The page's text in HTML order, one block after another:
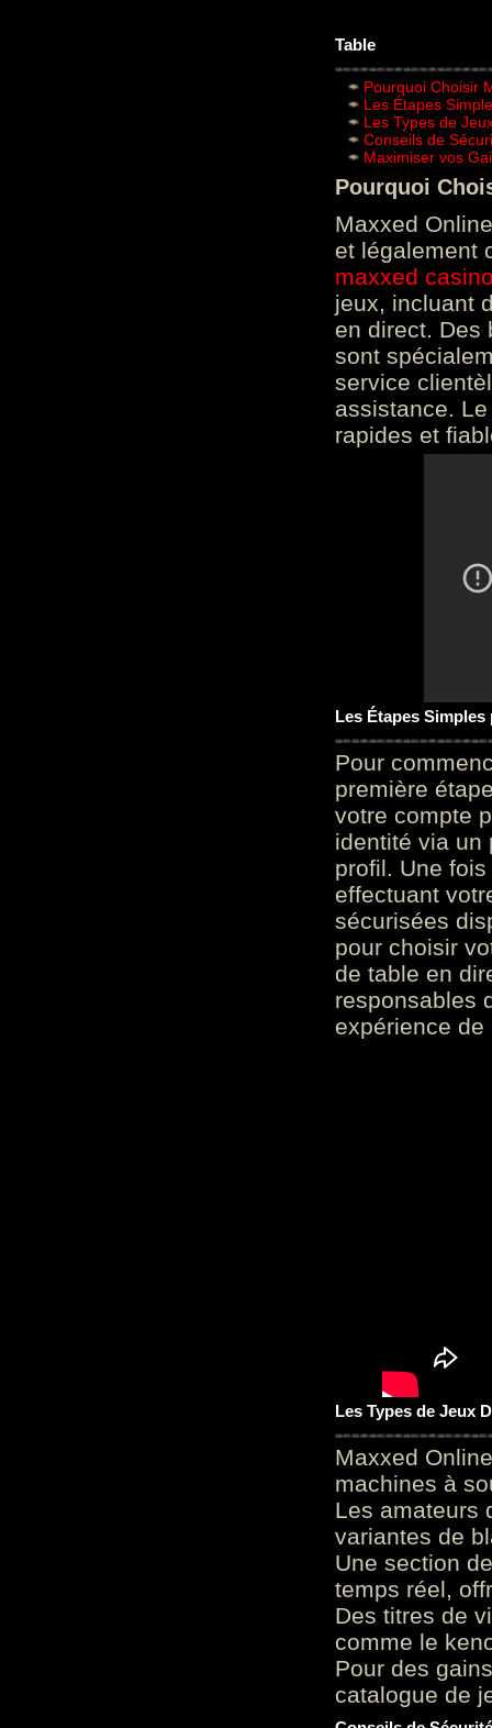
Table
Pourquoi Choisir
Les Étapes
Les Types de
Conseils de
Maximiser vos
Pourquoi
Maxxed
et légalement
maxxed
jeux, incluant
en direct. Des
sont
service
assistance.
rapides et
Les Étapes
Pour
première
votre compte
identité via un
profil. Une
effectuant
sécurisées
pour choisir
de table en
responsables
expérience
Les Types de Jeux
Maxxed
machines à
Les amateurs
variantes de
Une section
temps réel,
Des titres de
comme le
Pour des
catalogue de